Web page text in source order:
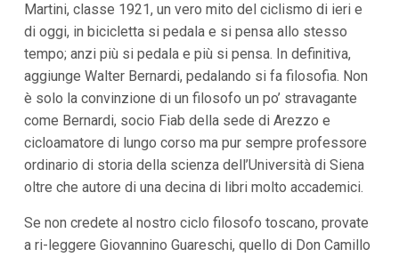
n
i
p
l
i
a
i
l
M
n
P
Martini, classe 1921, un vero mito del ciclismo di ieri e
di oggi, in bicicletta si pedala e si pensa allo stesso
tempo; anzi più si pedala e più si pensa. In definitiva,
aggiunge Walter Bernardi, pedalando si fa filosofia. Non
è solo la convinzione di un filosofo un po’ stravagante
come Bernardi, socio Fiab della sede di Arezzo e
cicloamatore di lungo corso ma pur sempre professore
ordinario di storia della scienza dell’Università di Siena
oltre che autore di una decina di libri molto accademici.
Se non credete al nostro ciclo filosofo toscano, provate
a ri-leggere Giovannino Guareschi, quello di Don Camillo